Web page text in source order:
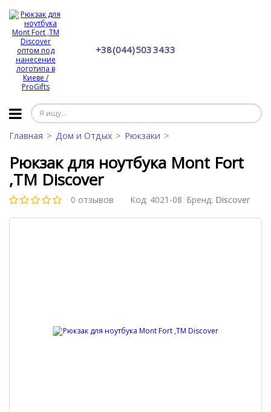
+38 (044) 503 34 33
Главная Дом и Отдых Рюкзаки
Рюкзак для ноутбука Mont Fort
,TM Discover
0 отзывов Бренд: Discover
Код: 4021-08